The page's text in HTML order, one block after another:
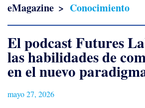
eMagazine Conocimiento
El podcast Futures
las habilidades de
en el nuevo
mayo 27, 2026